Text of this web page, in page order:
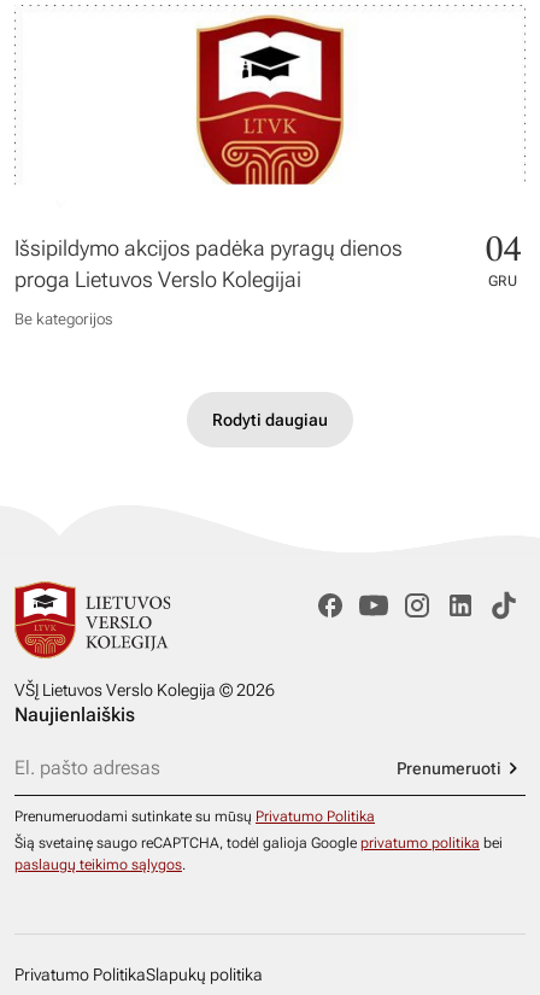
Išsipildymo akcijos padėka pyragų dienos
proga Lietuvos Verslo Kolegijai
04
GRU
Be kategorijos
Rodyti daugiau
VŠĮ Lietuvos Verslo Kolegija © 2026
Naujienlaiškis
Prenumeruoti
Prenumeruodami sutinkate su mūsų Privatumo Politika
Šią svetainę saugo reCAPTCHA, todėl galioja Google privatumo politika bei
paslaugų teikimo sąlygos.
Privatumo PolitikaSlapukų politika